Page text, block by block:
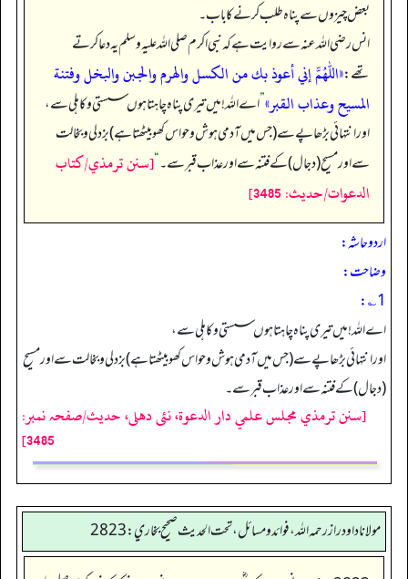
بعض چیزوں سے پناہ طلب کرنے کا باب۔
انس رضی الله عنہ سے روایت ہے کہ نبی اکرم صلی اللہ علیہ وسلم یہ دعا کرتے
تھے:«اللهم إني أعوذ بك من الكسل والهرم والجبن والبخل وفتنة
المسيح وعذاب القبر»”اے اللہ! میں تیری پناہ چاہتا ہوں سستی و کاہلی سے،
اور انتہائی بڑھاپے سے (جس میں آدمی ہوش و حواس کھو بیٹھتا ہے) بزدلی و بخالت
سے اور مسیح (دجال) کے فتنہ سے اور عذاب قبر سے۔‏‏‏‏“[سنن ترمذي/كتاب
الدعوات/حدیث: 3485]
اردو حاشہ:
وضاحت:
1؎:
اے اللہ! میں تیری پناہ چاہتا ہوں سستی و کاہلی سے،
اور انتہائی بڑھاپے سے (جس میں آدمی ہوش وحواس کھو بیٹھتا ہے) بزدلی وبخالت سے اور مسیح
(دجال) کے فتنہ سے اور عذاب قبر سے۔
[سنن ترمذي مجلس علمي دار الدعوة، نئى دهلى، حدیث/صفحہ نمبر:
3485]
مولانا داود راز رحمه الله، فوائد و مسائل، تحت الحديث صحيح بخاري: 2823